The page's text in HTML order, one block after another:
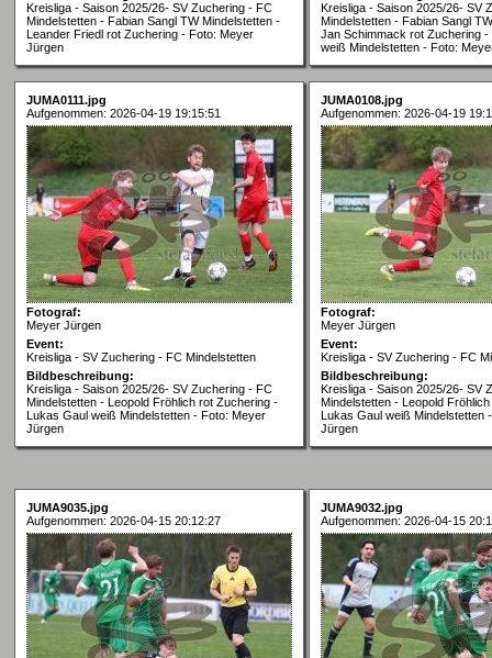
Kreisliga - Saison 2025/26- SV Zuchering - FC
Mindelstetten - Fabian Sangl TW Mindelstetten -
Leander Friedl rot Zuchering - Foto: Meyer
Jürgen
Kreisliga - Saison 2025/26- SV
Mindelstetten - Fabian Sangl
Jan Schimmack rot Zuchering
weiß Mindelstetten - Foto:
JUMA0111.jpg
Aufgenommen: 2026-04-19 19:15:51
Fotograf:
Meyer Jürgen
Event:
Kreisliga - SV Zuchering - FC Mindelstetten
Bildbeschreibung:
Kreisliga - Saison 2025/26- SV Zuchering - FC
Mindelstetten - Leopold Fröhlich rot Zuchering -
Lukas Gaul weiß Mindelstetten - Foto: Meyer
Jürgen
JUMA0108.jpg
Aufgenommen: 2026-04-19
Fotograf:
Meyer Jürgen
Event:
Kreisliga - SV Zuchering - FC
Bildbeschreibung:
Kreisliga - Saison 2025/26- SV
Mindelstetten - Leopold
Lukas Gaul weiß Mindelstetten
Jürgen
JUMA9035.jpg
Aufgenommen: 2026-04-15 20:12:27
JUMA9032.jpg
Aufgenommen: 2026-04-15